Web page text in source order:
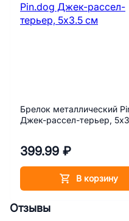
Брелок металлический
Джек-рассел-терьер,
399.99 ₽
В корзину
Отзывы